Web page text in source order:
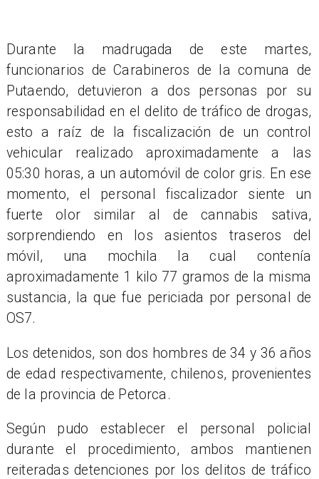
Durante la madrugada de este martes,
funcionarios de Carabineros de la comuna de
Putaendo, detuvieron a dos personas por su
responsabilidad en el delito de tráfico de drogas,
esto a raíz de la fiscalización de un control
vehicular realizado aproximadamente a las
05:30 horas, a un automóvil de color gris. En ese
momento, el personal fiscalizador siente un
fuerte olor similar al de cannabis sativa,
sorprendiendo en los asientos traseros del
móvil, una mochila la cual contenía
aproximadamente 1 kilo 77 gramos de la misma
sustancia, la que fue periciada por personal de
OS7.
Los detenidos, son dos hombres de 34 y 36 años
de edad respectivamente, chilenos, provenientes
de la provincia de Petorca.
Según pudo establecer el personal policial
durante el procedimiento, ambos mantienen
reiteradas detenciones por los delitos de tráfico